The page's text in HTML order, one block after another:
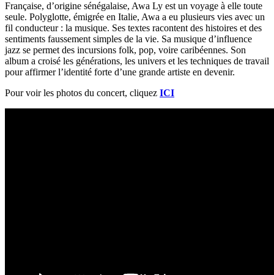
Française, d’origine sénégalaise, Awa Ly est un voyage à elle toute
seule. Polyglotte, émigrée en Italie, Awa a eu plusieurs vies avec un
fil conducteur : la musique. Ses textes racontent des histoires et des
sentiments faussement simples de la vie. Sa musique d’influence
jazz se permet des incursions folk, pop, voire caribéennes. Son
album a croisé les générations, les univers et les techniques de travail
pour affirmer l’identité forte d’une grande artiste en devenir.
Pour voir les photos du concert, cliquez ICI